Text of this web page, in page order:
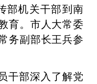
部机关干部到南
育。市人大常委
务副部长王兵参
干部深入了解党